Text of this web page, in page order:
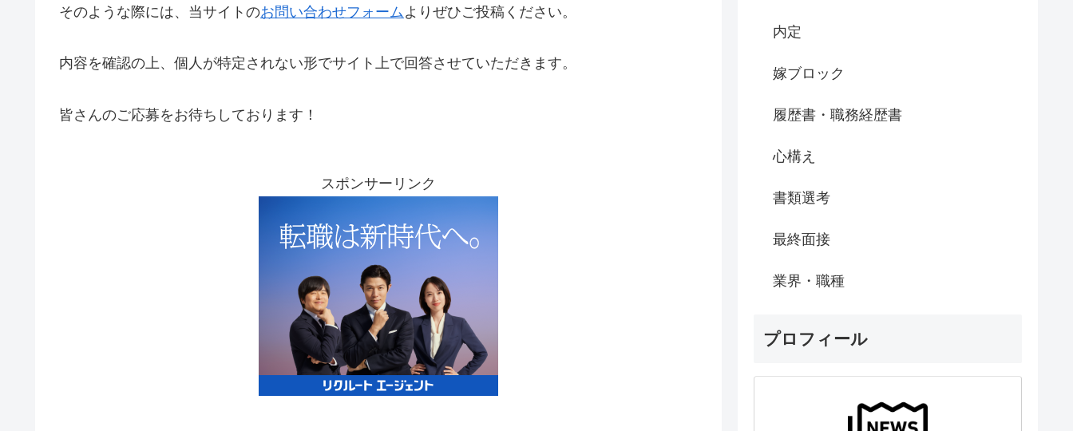
そのような際には、当サイトのお問い合わせフォーム よりぜひご投稿ください。
内容を確認の上、個人が特定されない形でサイト上で回答させていただきます。
皆さんのご応募をお待ちしております！
スポンサーリンク
内定
嫁ブロック
履歴書・職務経歴書
心構え
書類選考
最終面接
業界・職種
プロフィール